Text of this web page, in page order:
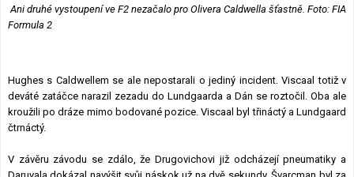
Ani druhé vystoupení ve F2 nezačalo pro Olivera Caldwella šťastně. Foto: FIA
Formula 2
Hughes s Caldwellem se ale nepostarali o jediný incident. Viscaal totiž v
deváté zatáčce narazil zezadu do Lundgaarda a Dán se roztočil. Oba ale
kroužili po dráze mimo bodované pozice. Viscaal byl třináctý a Lundgaard
čtrnáctý.
V závěru závodu se zdálo, že Drugovichovi již odcházejí pneumatiky a